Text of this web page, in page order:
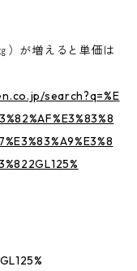
が増えると単価は
search?q=%E